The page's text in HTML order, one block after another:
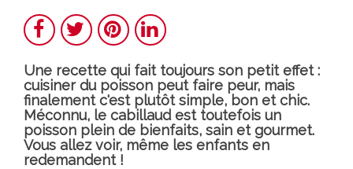
Une recette qui fait toujours son petit effet :
cuisiner du poisson peut faire peur, mais
finalement c'est plutôt simple, bon et chic.
Méconnu, le cabillaud est toutefois un
poisson plein de bienfaits, sain et gourmet.
Vous allez voir, même les enfants en
redemandent !